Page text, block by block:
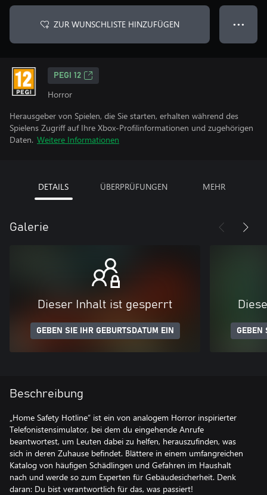
ZUR WUNSCHLISTE HINZUFÜGEN ● ● ●
PEGI 12
Horror
Herausgeber von Spielen, die Sie starten, erhalten während des
Spielens Zugriff auf Ihre Xbox-Profilinformationen und zugehörigen
Daten. Weitere Informationen
DETAILS ÜBERPRÜFUNGEN MEHR
Galerie
Dieser Inhalt ist gesperrt
GEBEN SIE IHR GEBURTSDATUM EIN GEBEN
Beschreibung
„Home Safety Hotline“ ist ein von analogem Horror inspirierter
Telefonistensimulator, bei dem du eingehende Anrufe
beantwortest, um Leuten dabei zu helfen, herauszufinden, was
sich in deren Zuhause befindet. Blättere in einem umfangreichen
Katalog von häufigen Schädlingen und Gefahren im Haushalt
nach und werde so zum Experten für Gebäudesicherheit. Denk
daran: Du bist verantwortlich für das, was passiert!